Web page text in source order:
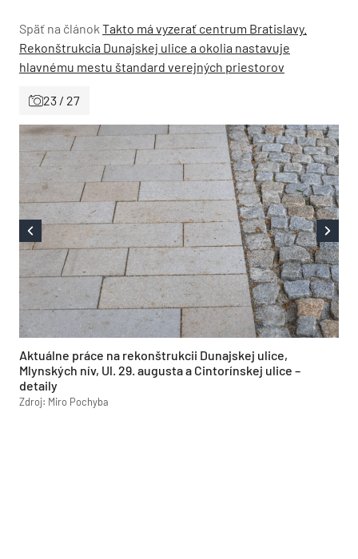
Späť na článok Takto má vyzerať centrum Bratislavy.
Rekonštrukcia Dunajskej ulice a okolia nastavuje
hlavnému mestu štandard verejných priestorov
23 / 27
Aktuálne práce na rekonštrukcii Dunajskej ulice,
Mlynských nív, Ul. 29. augusta a Cintorínskej ulice –
detaily
Zdroj: Miro Pochyba